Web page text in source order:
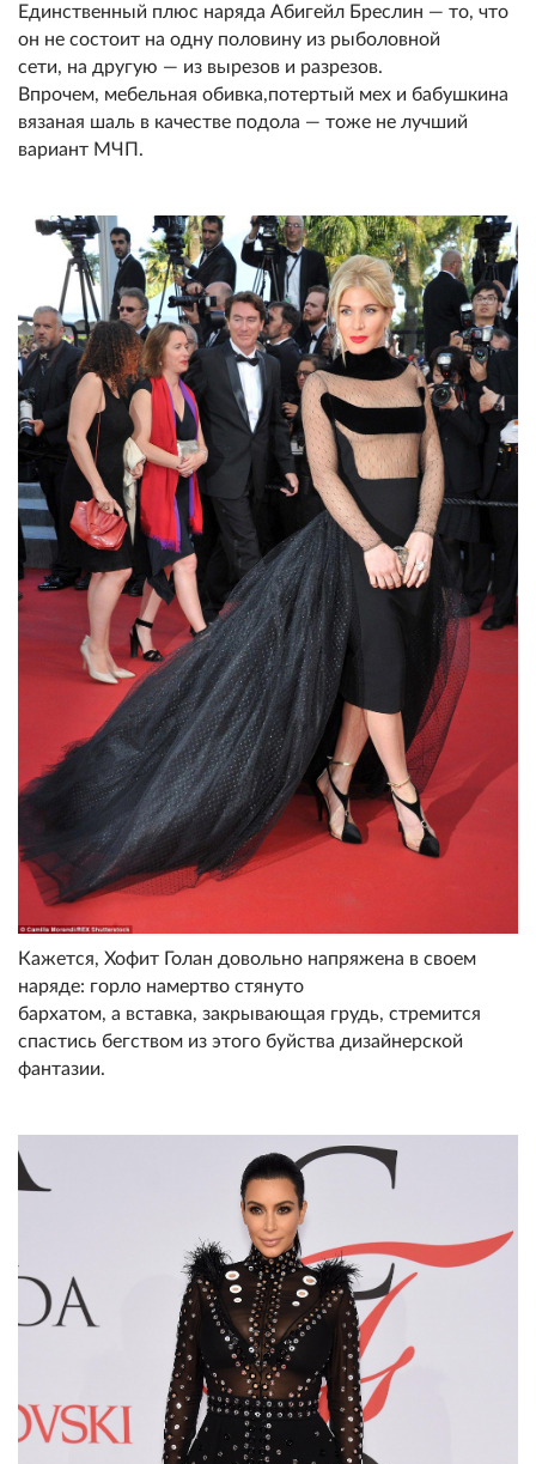
Единственный плюс наряда Абигейл Бреслин — то, что
он не состоит на одну половину из рыболовной
сети, на другую — из вырезов и разрезов.
Впрочем, мебельная обивка,потертый мех и бабушкина
вязаная шаль в качестве подола — тоже не лучший
вариант МЧП.
Кажется, Хофит Голан довольно напряжена в своем
наряде: горло намертво стянуто
бархатом, а вставка, закрывающая грудь, стремится
спастись бегством из этого буйства дизайнерской
фантазии.